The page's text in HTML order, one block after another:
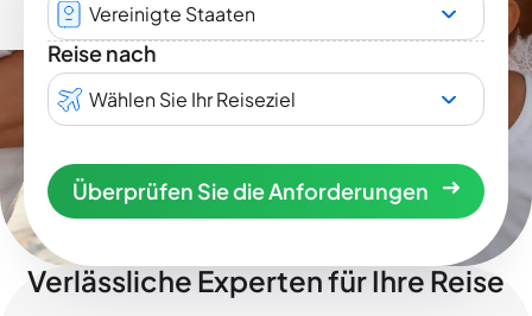
Vereinigte Staaten
Reise nach
Wählen Sie Ihr Reiseziel
Überprüfen Sie die Anforderungen
Verlässliche Experten für Ihre Reise